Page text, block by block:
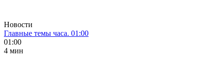
Новости
Главные темы часа. 01:00
01:00
4 мин